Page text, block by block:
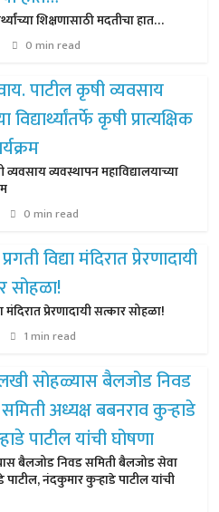
शिक्षणासाठी मदतीचा हात…
0 min read
व्यवस्थापन महाविद्यालयाच्या
0 min read
मंदिरात प्रेरणादायी सत्कार सोहळा!
1 min read
बैलजोड निवड समिती बैलजोड सेवा
नंदकुमार कुऱ्हाडे पाटील यांची